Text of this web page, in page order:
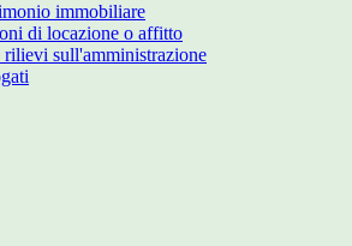
immobiliare
di locazione o affitto
sull'amministrazione